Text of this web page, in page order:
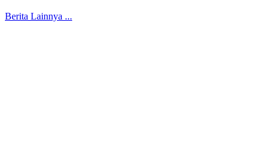
Berita Lainnya ...